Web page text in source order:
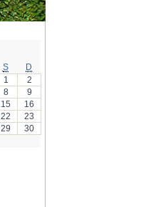
S
D
1
2
8
9
15
16
22
23
29
30